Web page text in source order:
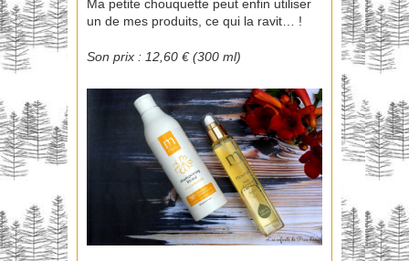
Ma petite chouquette peut enfin utiliser
un de mes produits, ce qui la ravit… !
Son prix : 12,60 € (300 ml)